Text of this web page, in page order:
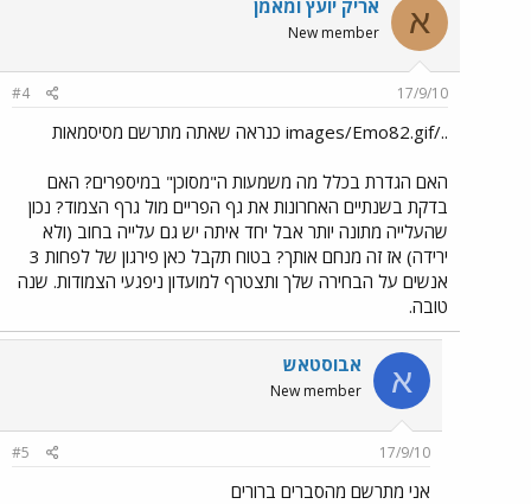
א אריק יועץ ומאמן
New member
17/9/10
#4
../images/Emo82.gif כנראה שאתה מתרשם מסיסמאות
האם הגדרת בכלל מה משמעות ה"מסוכן" במיספרים? האם
בדקת בשנתיים האחרונות את גף הפריים מול גרף הצמוד? נכון
שהעלייה מתונה יותר אבל יחד איתה יש גם עלייה בחוב (ולא
ירידה) אז זה מנחם אותך? בטוח תקבל כאן פירגון של לפחות 3
אנשים על הבחירה שלך ותצטרף למועדון ניפגעי הצמודות. שנה
טובה.
א אבוסטאש
New member
17/9/10
#5
אני מתרשם מהסברים ברורים